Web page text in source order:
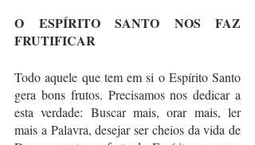
O ESPÍRITO SANTO NOS FAZ
FRUTIFICAR
Todo aquele que tem em si o Espírito Santo
gera bons frutos. Precisamos nos dedicar a
esta verdade: Buscar mais, orar mais, ler
mais a Palavra, desejar ser cheios da vida de